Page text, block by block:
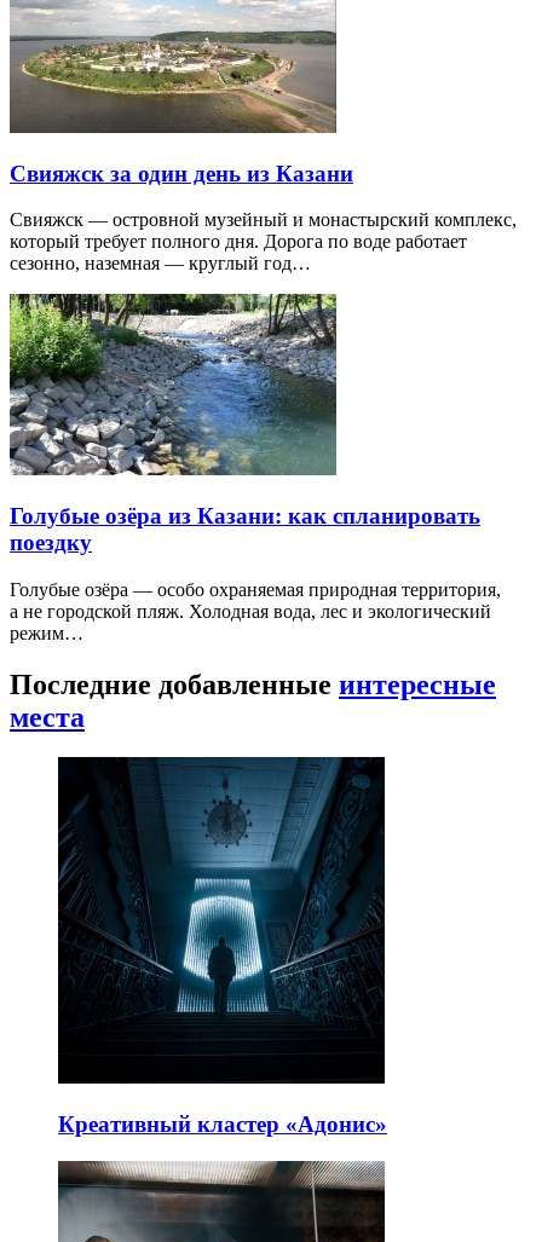
Свияжск за один день из Казани
Свияжск — островной музейный и монастырский комплекс,
который требует полного дня. Дорога по воде работает
сезонно, наземная — круглый год…
Голубые озёра из Казани: как спланировать
поездку
Голубые озёра — особо охраняемая природная территория,
а не городской пляж. Холодная вода, лес и экологический
режим…
Последние добавленные интересные
места
Креативный кластер «Адонис»